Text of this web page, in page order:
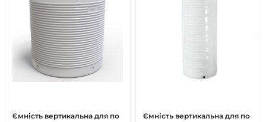
Ємність вертикальна для по
Ємність вертикальна для по